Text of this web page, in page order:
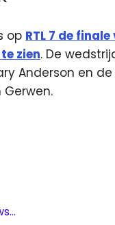
op RTL 7 de
zien. De
Anderson en